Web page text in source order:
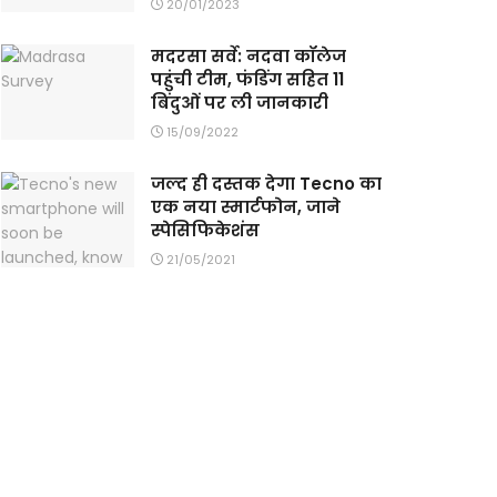
20/01/2023
मदरसा सर्वे: नदवा कॉलेज
पहुंची टीम, फंडिंग सहित 11
बिंदुओं पर ली जानकारी
15/09/2022
जल्द ही दस्तक देगा Tecno का
एक नया स्मार्टफोन, जाने
स्पेसिफिकेशंस
21/05/2021